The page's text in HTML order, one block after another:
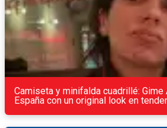
Camiseta y minifalda cuadrillé:
España con un original look en